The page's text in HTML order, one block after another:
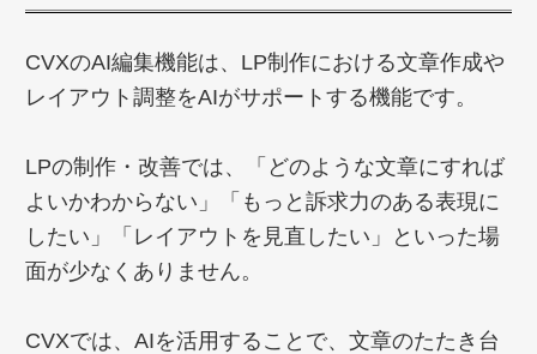
CVXのAI編集機能は、LP制作における文章作成や
レイアウト調整をAIがサポートする機能です。
LPの制作・改善では、「どのような文章にすれば
よいかわからない」「もっと訴求力のある表現に
したい」「レイアウトを見直したい」といった場
面が少なくありません。
CVXでは、AIを活用することで、文章のたたき台